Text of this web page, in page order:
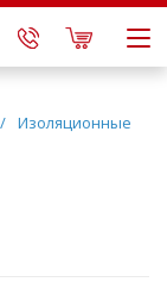
/ Изоляционные